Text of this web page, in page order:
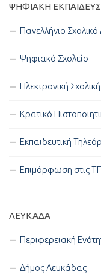
ΨΗΦΙΑΚΉ
Πανελλήνιο Σχολικό
Ψηφιακό Σχολείο
Ηλεκτρονική
Κρατικό
Εκπαιδευτική
Επιμόρφωση στις
ΛΕΥΚΑΔΑ
Περιφερειακή
Δήμος Λευκάδας